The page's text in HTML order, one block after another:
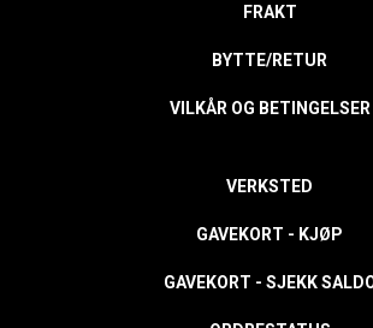
FRAKT
BYTTE/RETUR
VILKÅR OG BETINGELSER
VERKSTED
GAVEKORT - KJØP
GAVEKORT - SJEKK